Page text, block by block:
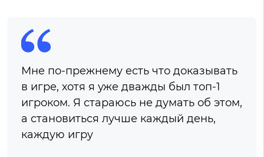
Мне по-прежнему есть что доказывать
в игре, хотя я уже дважды был топ-1
игроком. Я стараюсь не думать об этом,
а становиться лучше каждый день,
каждую игру